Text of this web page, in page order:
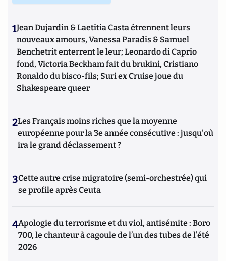
1Jean Dujardin & Laetitia Casta étrennent leurs
nouveaux amours, Vanessa Paradis & Samuel
Benchetrit enterrent le leur; Leonardo di Caprio
fond, Victoria Beckham fait du brukini, Cristiano
Ronaldo du bisco-fils; Suri ex Cruise joue du
Shakespeare queer
2Les Français moins riches que la moyenne
européenne pour la 3e année consécutive : jusqu'où
ira le grand déclassement ?
3Cette autre crise migratoire (semi-orchestrée) qui
se profile après Ceuta
4Apologie du terrorisme et du viol, antisémite : Boro
700, le chanteur à cagoule de l’un des tubes de l’été
2026